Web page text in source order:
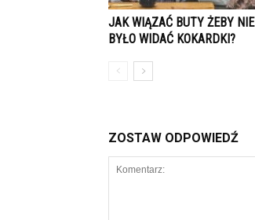
JAK WIĄZAĆ BUTY ŻEBY NIE
BYŁO WIDAĆ KOKARDKI?
ZOSTAW ODPOWIEDŹ